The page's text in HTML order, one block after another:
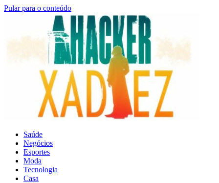
Pular para o conteúdo
Saúde
Negócios
Esportes
Moda
Tecnologia
Casa